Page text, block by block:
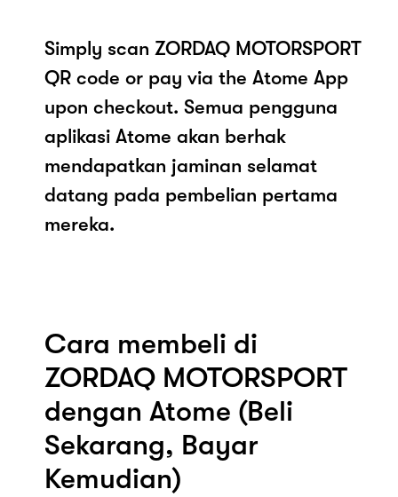
Simply scan ZORDAQ MOTORSPORT
QR code or pay via the Atome App
upon checkout. Semua pengguna
aplikasi Atome akan berhak
mendapatkan jaminan selamat
datang pada pembelian pertama
mereka.
Cara membeli di
ZORDAQ MOTORSPORT
dengan Atome (Beli
Sekarang, Bayar
Kemudian)